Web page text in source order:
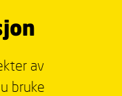
av
bruke